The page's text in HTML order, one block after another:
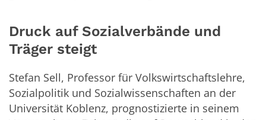
Druck auf Sozialverbände und
Träger steigt
Stefan Sell, Professor für Volkswirtschaftslehre,
Sozialpolitik und Sozialwissenschaften an der
Universität Koblenz, prognostizierte in seinem